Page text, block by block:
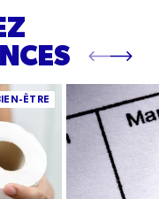
? Les
et les
ÊTRE
Manganèse :
sources et